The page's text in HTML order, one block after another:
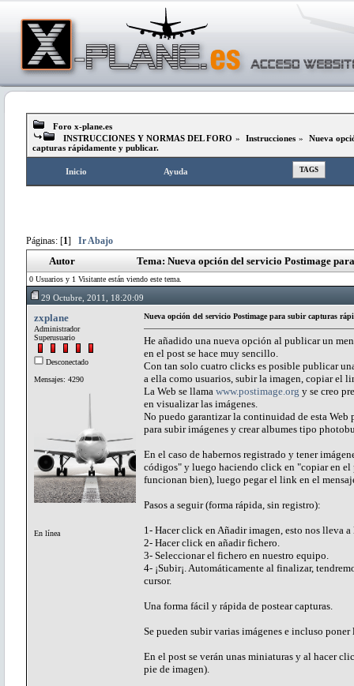
Foro x-plane.es
INSTRUCCIONES Y NORMAS DEL FORO » Instrucciones »
Nueva
capturas rápidamente y publicar.
Inicio Ayuda TAGS
Páginas: [1] Ir Abajo
Autor Tema: Nueva opción del servicio Postimage
0 Usuarios y 1 Visitante están viendo este tema.
29 Octubre, 2011, 18:20:09
zxplane
Administrador
Superusuario
Desconectado
Mensajes: 4290
En línea
Nueva opción del servicio Postimage para subir capturas
He añadido una nueva opción al publicar un
en el post se hace muy sencillo.
Con tan solo cuatro clicks es posible publicar
a ella como usuarios, subir la imagen, copiar el
La Web se llama www.postimage.org y se creo
en visualizar las imágenes.
No puedo garantizar la continuidad de esta Web
para subir imágenes y crear albumes tipo
En el caso de habernos registrado y tener
códigos" y luego haciendo click en "copiar en
funcionan bien), luego pegar el link en el
Pasos a seguir (forma rápida, sin registro):
1- Hacer click en Añadir imagen, esto nos lleva a
2- Hacer click en añadir fichero.
3- Seleccionar el fichero en nuestro equipo.
4- ¡Subir¡. Automáticamente al finalizar,
cursor.
Una forma fácil y rápida de postear capturas.
Se pueden subir varias imágenes e incluso
En el post se verán unas miniaturas y al hacer
pie de imagen).